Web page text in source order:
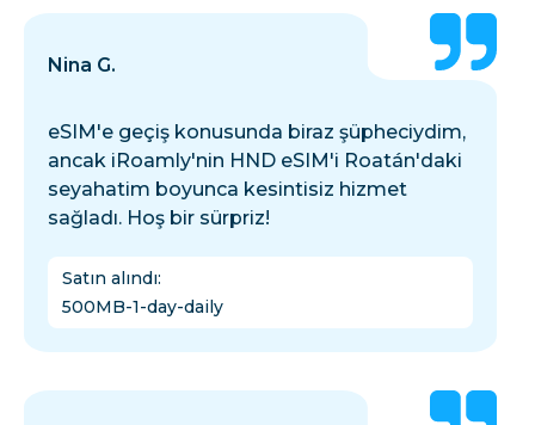
Nina G.
eSIM'e geçiş konusunda biraz şüpheciydim,
ancak iRoamly'nin HND eSIM'i Roatán'daki
seyahatim boyunca kesintisiz hizmet
sağladı. Hoş bir sürpriz!
Satın alındı:
500MB-1-day-daily